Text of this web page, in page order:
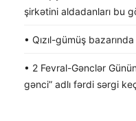
şirkətini aldadanları bu
• Qızıl-gümüş
• 2 Fevral-Gənclər
gənci” adlı fərdi sərgi